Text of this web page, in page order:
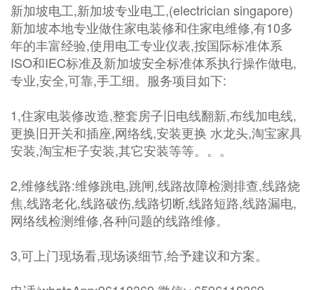
新加坡电工,新加坡专业电工,(electrician singapore)
新加坡本地专业做住家电装修和住家电维修,有10多
年的丰富经验,使用电工专业仪表,按国际标准体系
ISO和IEC标准及新加坡安全标准体系执行操作做电,
专业,安全,可靠,手工细。服务项目如下:
1,住家电装修改造,整套房子旧电线翻新,布线加电线,
更换旧开关和插座,网络线,安装更换 水龙头,淘宝家具
安装,淘宝柜子安装,其它安装等等。。。
2,维修线路:维修跳电,跳闸,线路故障检测排查,线路烧
焦,线路老化,线路破伤,线路切断,线路短路,线路漏电,
网络线检测维修,各种问题的线路维修。
3,可上门现场看,现场谈细节,给予建议和方案。